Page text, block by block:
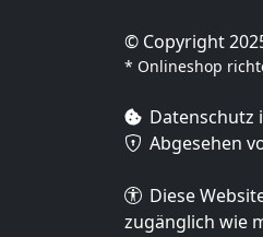
© Copyright
* Onlineshop
Datenschutz
Abgesehen
Diese
zugänglich wie